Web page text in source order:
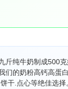
斤纯牛奶制成500
的奶粉高钙高蛋
干.点心等绝佳选择